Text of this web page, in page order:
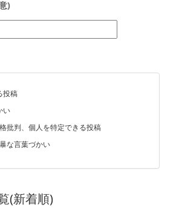
投稿
い
批判、個人を特定できる投稿
な言葉づかい
(新着順)